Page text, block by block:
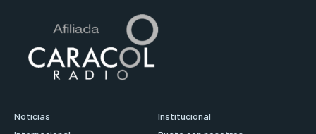
Noticias
Institucional